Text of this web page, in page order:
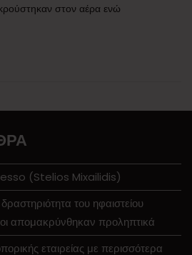
στον αέρα ενώ
(Stelios Mixailidis)
του ηφαιστείου
απομακρύνθηκαν προληπτικά
εταιρείας με περισσότερα